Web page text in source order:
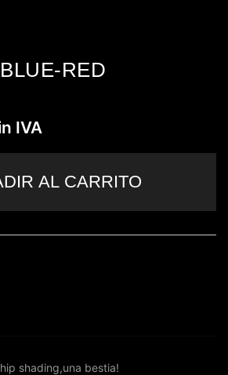
RED
IVA
AL CARRITO
shading,una bestia!